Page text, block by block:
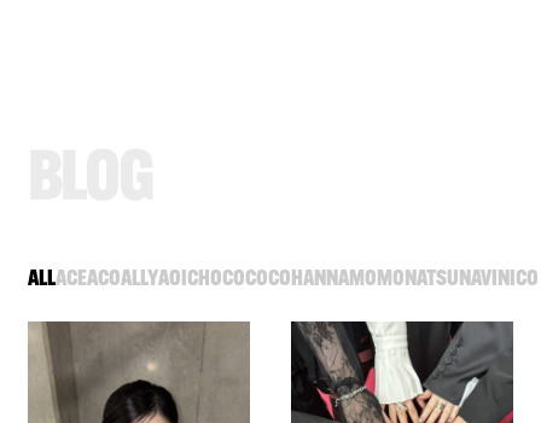
ALLACEACOALLYAOICHOCOCOCOHANNAMOMONATSUNAVINICO